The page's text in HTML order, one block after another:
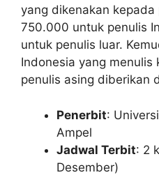
yang dikenakan kepada
750.000 untuk penulis
untuk penulis luar.
Indonesia yang menulis
penulis asing diberikan
Penerbit:
Ampel
Jadwal Terbit: 2
Desember)